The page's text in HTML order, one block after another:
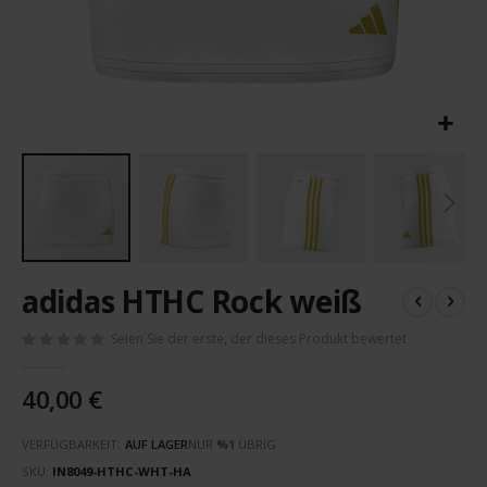
Anfang
der
adidas HTHC Rock weiß
Seien Sie der erste, der dieses Produkt bewertet
40,00 €
VERFÜGBARKEIT: AUF LAGERNUR %1 ÜBRIG
SKU IN8049-HTHC-WHT-HA